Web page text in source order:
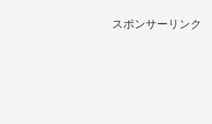
スポンサーリンク